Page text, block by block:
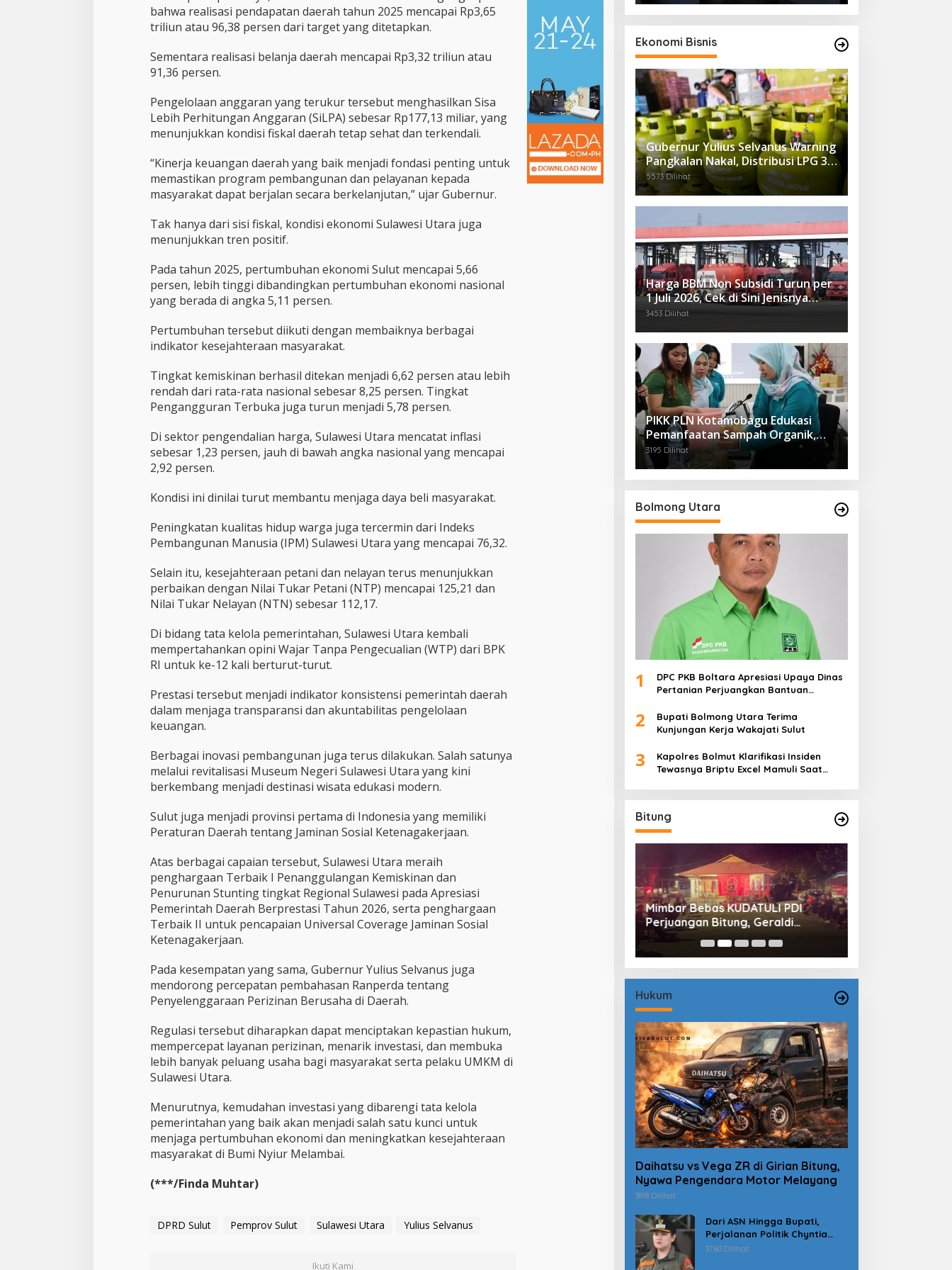
s
P
p
a
r
a
n
K
e
r
j
P
B
2
0
2
5
bahwa realisasi pendapatan daerah tahun 2025 mencapai Rp3,65
triliun atau 96,38 persen dari target yang ditetapkan.
Sementara realisasi belanja daerah mencapai Rp3,32 triliun atau
91,36 persen.
Pengelolaan anggaran yang terukur tersebut menghasilkan Sisa
Lebih Perhitungan Anggaran (SiLPA) sebesar Rp177,13 miliar, yang
menunjukkan kondisi fiskal daerah tetap sehat dan terkendali.
“Kinerja keuangan daerah yang baik menjadi fondasi penting untuk
memastikan program pembangunan dan pelayanan kepada
masyarakat dapat berjalan secara berkelanjutan,” ujar Gubernur.
Tak hanya dari sisi fiskal, kondisi ekonomi Sulawesi Utara juga
menunjukkan tren positif.
Pada tahun 2025, pertumbuhan ekonomi Sulut mencapai 5,66
persen, lebih tinggi dibandingkan pertumbuhan ekonomi nasional
yang berada di angka 5,11 persen.
Pertumbuhan tersebut diikuti dengan membaiknya berbagai
indikator kesejahteraan masyarakat.
Tingkat kemiskinan berhasil ditekan menjadi 6,62 persen atau lebih
rendah dari rata-rata nasional sebesar 8,25 persen. Tingkat
Pengangguran Terbuka juga turun menjadi 5,78 persen.
Di sektor pengendalian harga, Sulawesi Utara mencatat inflasi
sebesar 1,23 persen, jauh di bawah angka nasional yang mencapai
2,92 persen.
Kondisi ini dinilai turut membantu menjaga daya beli masyarakat.
Peningkatan kualitas hidup warga juga tercermin dari Indeks
Pembangunan Manusia (IPM) Sulawesi Utara yang mencapai 76,32.
Selain itu, kesejahteraan petani dan nelayan terus menunjukkan
perbaikan dengan Nilai Tukar Petani (NTP) mencapai 125,21 dan
Nilai Tukar Nelayan (NTN) sebesar 112,17.
Di bidang tata kelola pemerintahan, Sulawesi Utara kembali
mempertahankan opini Wajar Tanpa Pengecualian (WTP) dari BPK
RI untuk ke-12 kali berturut-turut.
Prestasi tersebut menjadi indikator konsistensi pemerintah daerah
dalam menjaga transparansi dan akuntabilitas pengelolaan
keuangan.
Berbagai inovasi pembangunan juga terus dilakukan. Salah satunya
melalui revitalisasi Museum Negeri Sulawesi Utara yang kini
berkembang menjadi destinasi wisata edukasi modern.
Sulut juga menjadi provinsi pertama di Indonesia yang memiliki
Peraturan Daerah tentang Jaminan Sosial Ketenagakerjaan.
Atas berbagai capaian tersebut, Sulawesi Utara meraih
penghargaan Terbaik I Penanggulangan Kemiskinan dan
Penurunan Stunting tingkat Regional Sulawesi pada Apresiasi
Pemerintah Daerah Berprestasi Tahun 2026, serta penghargaan
Terbaik II untuk pencapaian Universal Coverage Jaminan Sosial
Ketenagakerjaan.
Pada kesempatan yang sama, Gubernur Yulius Selvanus juga
mendorong percepatan pembahasan Ranperda tentang
Penyelenggaraan Perizinan Berusaha di Daerah.
Regulasi tersebut diharapkan dapat menciptakan kepastian hukum,
mempercepat layanan perizinan, menarik investasi, dan membuka
lebih banyak peluang usaha bagi masyarakat serta pelaku UMKM di
Sulawesi Utara.
Menurutnya, kemudahan investasi yang dibarengi tata kelola
pemerintahan yang baik akan menjadi salah satu kunci untuk
menjaga pertumbuhan ekonomi dan meningkatkan kesejahteraan
masyarakat di Bumi Nyiur Melambai.
(***/Finda Muhtar)
DPRD Sulut Pemprov Sulut Sulawesi Utara Yulius Selvanus
Ikuti Kami
Ekonomi Bisnis
Gubernur Yulius Selvanus Warning
Pangkalan Nakal, Distribusi LPG 3
Kg Kembali Diawasi Ketat
5573 Dilihat
Harga BBM Non Subsidi Turun per
1 Juli 2026, Cek di Sini Jenisnya…
3453 Dilihat
PIKK PLN Kotamobagu Edukasi
Pemanfaatan Sampah Organik,
Dorong Gaya Hidup Ramah
Lingkungan
3195 Dilihat
Bolmong Utara
1
DPC PKB Boltara Apresiasi Upaya Dinas
Pertanian Perjuangkan Bantuan
2
Bupati Bolmong Utara Terima
Kunjungan Kerja Wakajati Sulut
3
Kapolres Bolmut Klarifikasi Insiden
Tewasnya Briptu Excel Mamuli Saat
Bitung
Kader PDI Perjuangan Bitung
Hadirkan Ramlan Ifran di Reses
Mimbar Bebas KUDATULI PDI
Perjuangan Bitung, Geraldi
Mantiri: Bukan Sekedar Sejarah
Hukum
Daihatsu vs Vega ZR di Girian Bitung,
Nyawa Pengendara Motor Melayang
3818 Dilihat
Dari ASN Hingga Bupati,
Perjalanan Politik Chyntia
Kalangit Berujung Kasus
3760 Dilihat